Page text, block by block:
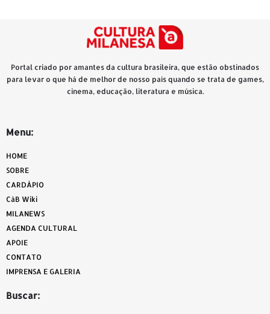
Portal criado por amantes da cultura brasileira, que estão obstinados
para levar o que há de melhor de nosso país quando se trata de games,
cinema, educação, literatura e música.
Menu:
HOME
SOBRE
CARDÁPIO
CàB Wiki
MILANEWS
AGENDA CULTURAL
APOIE
CONTATO
IMPRENSA E GALERIA
Buscar: